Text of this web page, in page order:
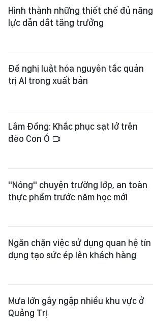
Hình thành những thiết chế đủ năng
lực dẫn dắt tăng trưởng
Đề nghị luật hóa nguyên tắc quản
trị AI trong xuất bản
Lâm Đồng: Khắc phục sạt lở trên
đèo Con Ó
"Nóng" chuyện trường lớp, an toàn
thực phẩm trước năm học mới
Ngăn chặn việc sử dụng quan hệ tín
dụng tạo sức ép lên khách hàng
Mưa lớn gây ngập nhiều khu vực ở
Quảng Trị